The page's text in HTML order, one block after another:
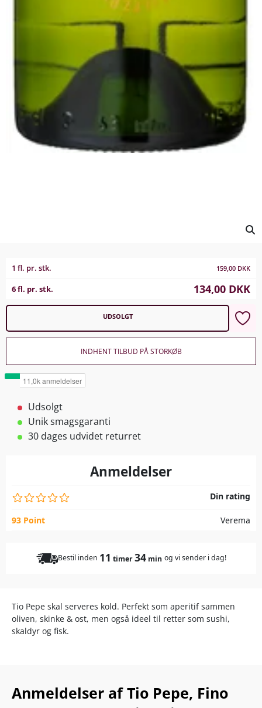
1 fl. pr. stk. 159,00 DKK
6 fl. pr. stk. 134,00 DKK
UDSOLGT
INDHENT TILBUD PÅ STORKØB
Udsolgt
Unik smagsgaranti
30 dages udvidet returret
Anmeldelser
Din rating
93 Point Verema
Bestil inden 11 timer34 min og vi sender i dag!
Tio Pepe skal serveres kold. Perfekt som aperitif sammen
oliven, skinke & ost, men også ideel til retter som sushi,
skaldyr og fisk.
Anmeldelser af Tio Pepe, Fino